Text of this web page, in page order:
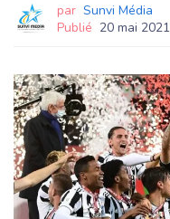
par Sunvi Média
Publié 20 mai 2021